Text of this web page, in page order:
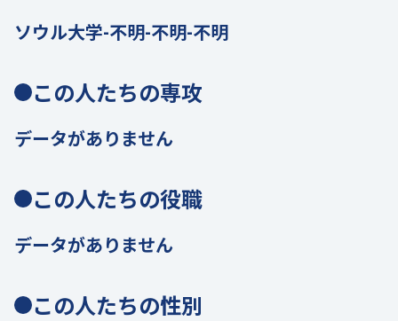
ソウル大学-不明-不明-不明
この人たちの専攻
データがありません
この人たちの役職
データがありません
この人たちの性別